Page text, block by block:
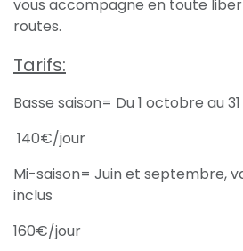
vous accompagne en toute
routes.
Tarifs:
Basse saison= Du 1 octobre au
140€/jour
Mi-saison= Juin et septembre,
inclus
160€/jour